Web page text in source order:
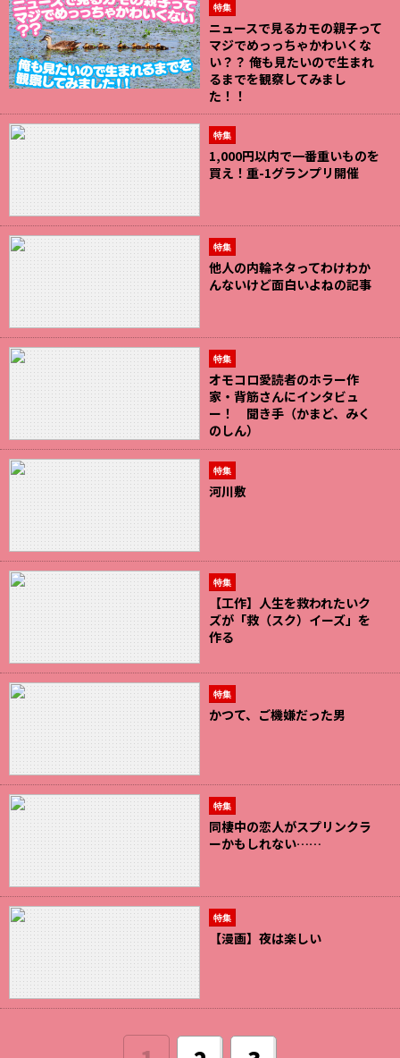
特集
ニュースで見るカモの親子って
マジでめっっちゃかわいくな
い？？ 俺も見たいので生まれ
るまでを観察してみまし
た！！
特集
1,000円以内で一番重いものを
買え！重-1グランプリ開催
特集
他人の内輪ネタってわけわか
んないけど面白いよねの記事
特集
オモコロ愛読者のホラー作
家・背筋さんにインタビュ
ー！ 聞き手（かまど、みく
のしん）
特集
河川敷
特集
【工作】人生を救われたいク
ズが「救（スク）イーズ」を
作る
特集
かつて、ご機嫌だった男
特集
同棲中の恋人がスプリンクラ
ーかもしれない……
特集
【漫画】夜は楽しい